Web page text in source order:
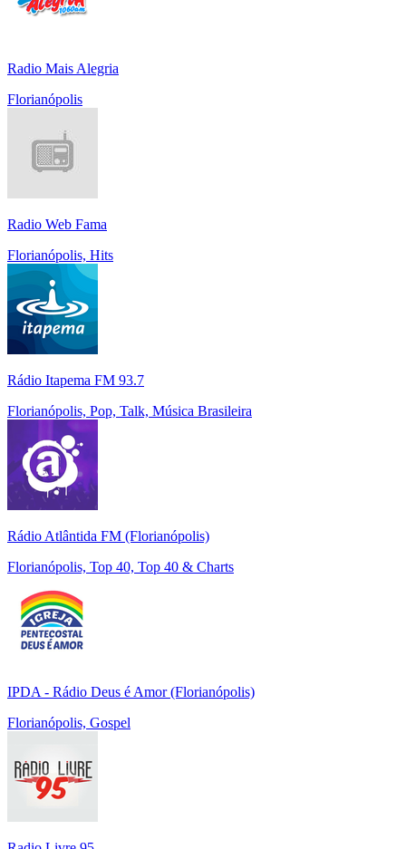
Radio Mais Alegria
Florianópolis
Radio Web Fama
Florianópolis, Hits
Rádio Itapema FM 93.7
Florianópolis, Pop, Talk, Música Brasileira
Rádio Atlântida FM (Florianópolis)
Florianópolis, Top 40, Top 40 & Charts
IPDA - Rádio Deus é Amor (Florianópolis)
Florianópolis, Gospel